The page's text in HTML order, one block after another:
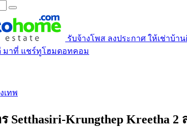
รับจ้างโพส ลงประกาศ ให้เช่าบ้า
มาที่ แชร์ทูโฮมดอทคอม
เทพ
Setthasiri-Krungthep Kreetha